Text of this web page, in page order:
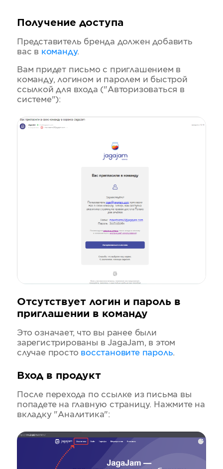
Получение доступа
Представитель бренда должен добавить
вас в команду.
Вам придет письмо с приглашением в
команду, логином и паролем и быстрой
ссылкой для входа ("Авторизоваться в
системе"):
Отсутствует логин и пароль в
приглашении в команду
Это означает, что вы ранее были
зарегистрированы в JagaJam, в этом
случае просто восстановите пароль.
Вход в продукт
После перехода по ссылке из письма вы
попадете на главную страницу. Нажмите на
вкладку "Аналитика":